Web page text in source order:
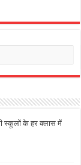
स्कूलों के हर क्लास में